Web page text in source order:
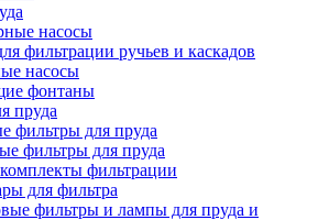
насосы
фильтрации ручьев и каскадов
насосы
фонтаны
пруда
фильтры для пруда
фильтры для пруда
фильтрации
для фильтра
фильтры и лампы для пруда и